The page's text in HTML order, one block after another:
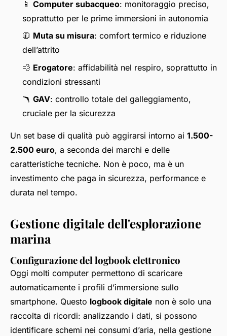
📱 Computer subacqueo: monitoraggio preciso,
soprattutto per le prime immersioni in autonomia
🧥 Muta su misura: comfort termico e riduzione
dell’attrito
💨 Erogatore: affidabilità nel respiro, soprattutto in
condizioni stressanti
🪃 GAV: controllo totale del galleggiamento,
cruciale per la sicurezza
Un set base di qualità può aggirarsi intorno ai 1.500-
2.500 euro, a seconda dei marchi e delle
caratteristiche tecniche. Non è poco, ma è un
investimento che paga in sicurezza, performance e
durata nel tempo.
Gestione digitale dell'esplorazione
marina
Configurazione del logbook elettronico
Oggi molti computer permettono di scaricare
automaticamente i profili d’immersione sullo
smartphone. Questo logbook digitale non è solo una
raccolta di ricordi: analizzando i dati, si possono
identificare schemi nei consumi d’aria, nella gestione